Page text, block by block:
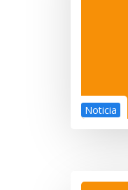
Noticia